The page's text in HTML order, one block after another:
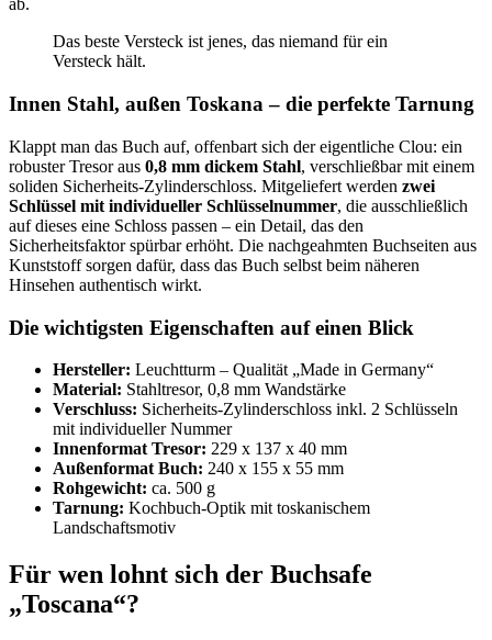
ab.
Das beste Versteck ist jenes, das niemand für ein
Versteck hält.
Innen Stahl, außen Toskana – die perfekte Tarnung
Klappt man das Buch auf, offenbart sich der eigentliche Clou: ein
robuster Tresor aus 0,8 mm dickem Stahl, verschließbar mit einem
soliden Sicherheits-Zylinderschloss. Mitgeliefert werden zwei
Schlüssel mit individueller Schlüsselnummer, die ausschließlich
auf dieses eine Schloss passen – ein Detail, das den
Sicherheitsfaktor spürbar erhöht. Die nachgeahmten Buchseiten aus
Kunststoff sorgen dafür, dass das Buch selbst beim näheren
Hinsehen authentisch wirkt.
Die wichtigsten Eigenschaften auf einen Blick
Hersteller: Leuchtturm – Qualität „Made in Germany“
Material: Stahltresor, 0,8 mm Wandstärke
Verschluss: Sicherheits-Zylinderschloss inkl. 2 Schlüsseln
mit individueller Nummer
Innenformat Tresor: 229 x 137 x 40 mm
Außenformat Buch: 240 x 155 x 55 mm
Rohgewicht: ca. 500 g
Tarnung: Kochbuch-Optik mit toskanischem
Landschaftsmotiv
Für wen lohnt sich der Buchsafe
„Toscana“?